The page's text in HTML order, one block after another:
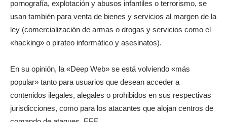
pornografía, explotación y abusos infantiles o terrorismo, se
usan también para venta de bienes y servicios al margen de la
ley (comercialización de armas o drogas y servicios como el
«hacking» o pirateo informático y asesinatos).
En su opinión, la «Deep Web» se está volviendo «más
popular» tanto para usuarios que desean acceder a
contenidos ilegales, alegales o prohibidos en sus respectivas
jurisdicciones, como para los atacantes que alojan centros de